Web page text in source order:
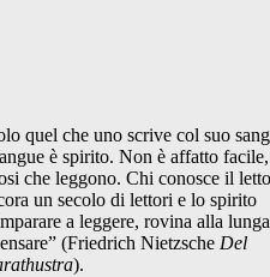
quel che uno scrive col suo
è spirito. Non è affatto facile,
che leggono. Chi conosce il
un secolo di lettori e lo spirito
a leggere, rovina alla lunga
(Friedrich Nietzsche Del
).